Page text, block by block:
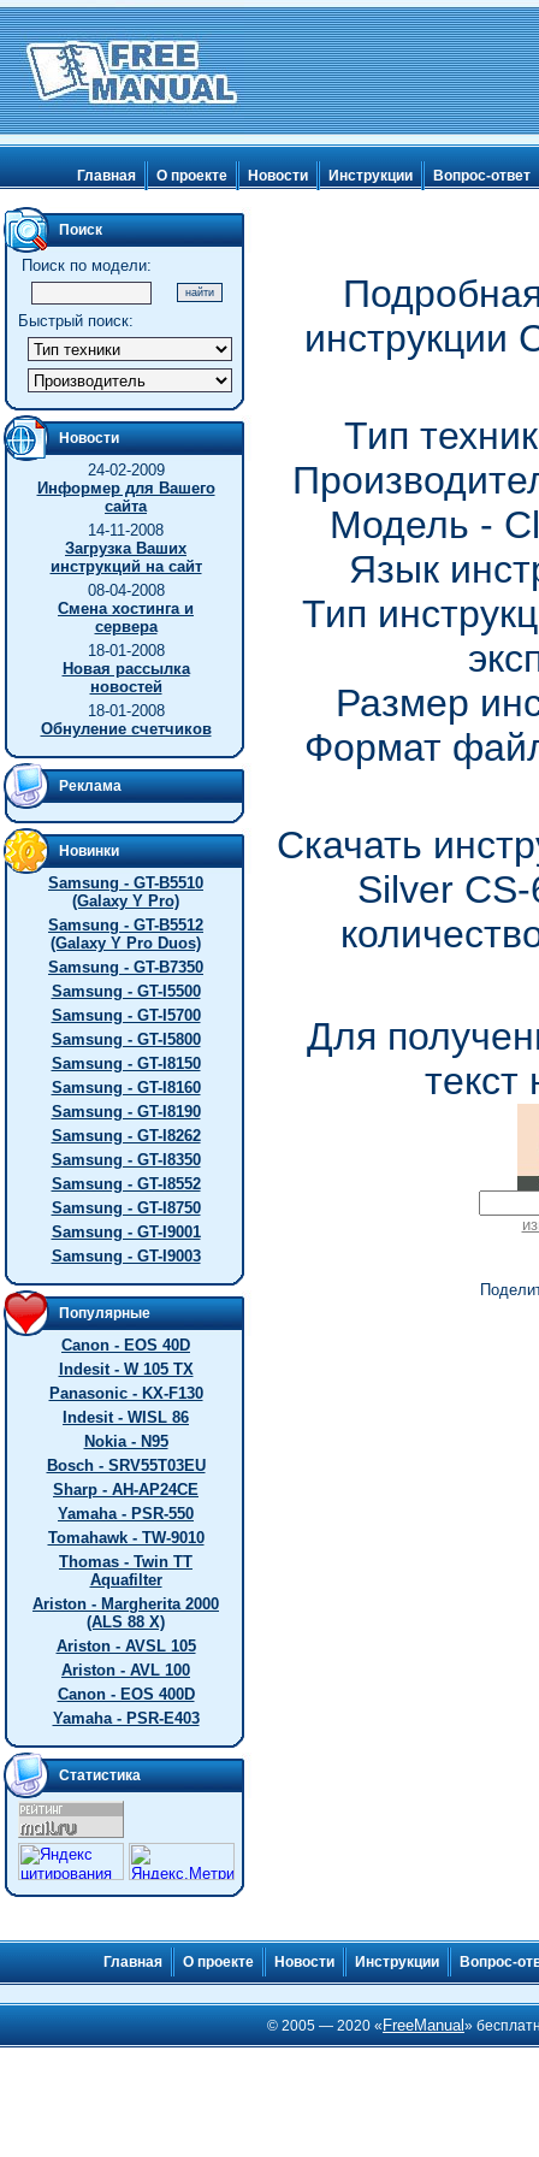
Главная О проекте Новости Инструкции Вопрос-ответ
Поиск
Поиск по модели:
Быстрый поиск:
Новости
24-02-2009
Информер для Вашего
сайта
14-11-2008
Загрузка Ваших
инструкций на сайт
08-04-2008
Смена хостинга и
сервера
18-01-2008
Новая рассылка
новостей
18-01-2008
Обнуление счетчиков
Реклама
Новинки
Samsung - GT-B5510
(Galaxy Y Pro)
Samsung - GT-B5512
(Galaxy Y Pro Duos)
Samsung - GT-B7350
Samsung - GT-I5500
Samsung - GT-I5700
Samsung - GT-I5800
Samsung - GT-I8150
Samsung - GT-I8160
Samsung - GT-I8190
Samsung - GT-I8262
Samsung - GT-I8350
Samsung - GT-I8552
Samsung - GT-I8750
Samsung - GT-I9001
Samsung - GT-I9003
Популярные
Canon - EOS 40D
Indesit - W 105 TX
Panasonic - KX-F130
Indesit - WISL 86
Nokia - N95
Bosch - SRV55T03EU
Sharp - AH-AP24CE
Yamaha - PSR-550
Tomahawk - TW-9010
Thomas - Twin TT
Aquafilter
Ariston - Margherita 2000
(ALS 88 X)
Ariston - AVSL 105
Ariston - AVL 100
Canon - EOS 400D
Yamaha - PSR-E403
Статистика
инструкции
Тип
Модель -
Язык
Тип
Размер
Формат
Скачать
Silver
Для
текст
Главная О проекте Новости Инструкции Вопрос-
© 2005 — 2020 « FreeManual»